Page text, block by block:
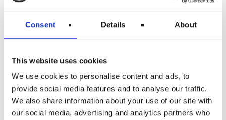
Consent Details About
This website uses cookies
We use cookies to personalise content and ads, to
provide social media features and to analyse our traffic.
We also share information about your use of our site with
our social media, advertising and analytics partners who
American Airlines planlægger at fjerne mere end
reducere forstyrrelser og undgå rejsekaos.
Hyppigheden af nogle almindelige ruter reduceres,
Delta
Det amerikanske flyselskab Delta fjerner også mere
end 4.000 flyvninger i november på grund af
personalemangel forårsaget af et uventet antal
arbejdere, der melder sig syge.